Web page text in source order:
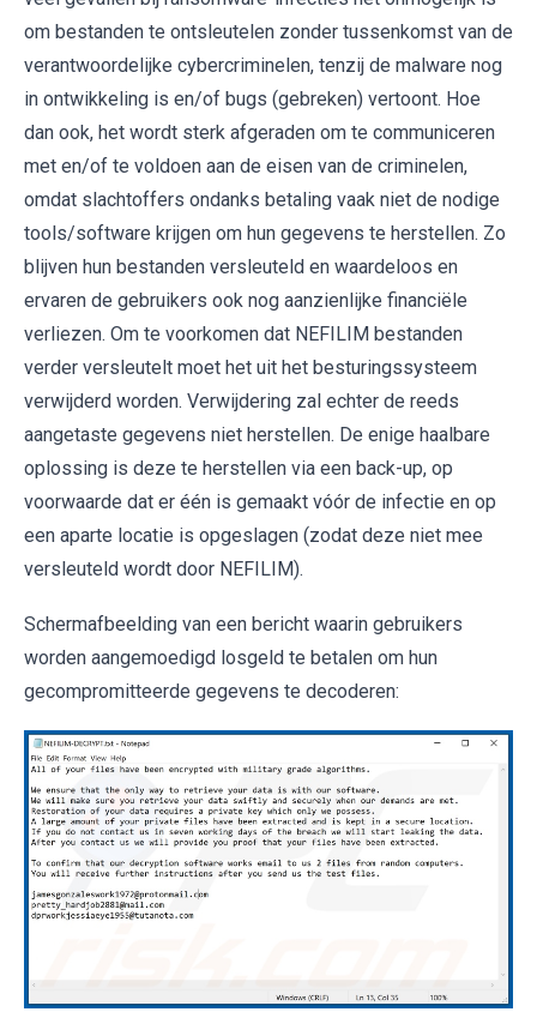
om bestanden te ontsleutelen zonder tussenkomst van de
verantwoordelijke cybercriminelen, tenzij de malware nog
in ontwikkeling is en/of bugs (gebreken) vertoont. Hoe
dan ook, het wordt sterk afgeraden om te communiceren
met en/of te voldoen aan de eisen van de criminelen,
omdat slachtoffers ondanks betaling vaak niet de nodige
tools/software krijgen om hun gegevens te herstellen. Zo
blijven hun bestanden versleuteld en waardeloos en
ervaren de gebruikers ook nog aanzienlijke financiële
verliezen. Om te voorkomen dat NEFILIM bestanden
verder versleutelt moet het uit het besturingssysteem
verwijderd worden. Verwijdering zal echter de reeds
aangetaste gegevens niet herstellen. De enige haalbare
oplossing is deze te herstellen via een back-up, op
voorwaarde dat er één is gemaakt vóór de infectie en op
een aparte locatie is opgeslagen (zodat deze niet mee
versleuteld wordt door NEFILIM).
Schermafbeelding van een bericht waarin gebruikers
worden aangemoedigd losgeld te betalen om hun
gecompromitteerde gegevens te decoderen: